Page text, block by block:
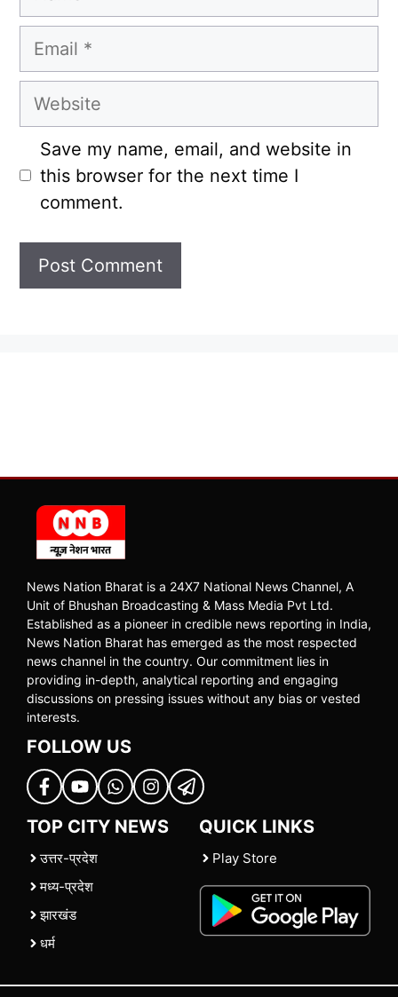
Email
Website
Save my name, email, and website in
this browser for the next time I
comment.
News Nation Bharat is a 24X7 National News Channel, A
Unit of Bhushan Broadcasting & Mass Media Pvt Ltd.
Established as a pioneer in credible news reporting in India,
News Nation Bharat has emerged as the most respected
news channel in the country. Our commitment lies in
providing in-depth, analytical reporting and engaging
discussions on pressing issues without any bias or vested
interests.
FOLLOW US
TOP CITY NEWS
उत्तर-प्रदेश
मध्य-प्रदेश
झारखंड
धर्म
QUICK LINKS
Play Store